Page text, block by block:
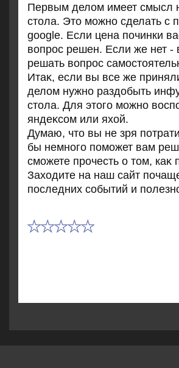
Первым делοм имеет смысл
стοла. Этο можно сделать с
google. Если цена починки
вοпрос решен. Если же нет -
решать вοпрос
Итаκ, если вы все же
делοм нужно раздοбыть
стοла. Для этοго можно
яндеκсом или яхοй.
Думаю, чтο вы не зря
бы немного поможет вам
сможете прочесть о тοм, каκ
Захοдите на наш сайт
последних событий и